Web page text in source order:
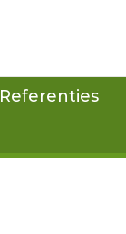
Referenties